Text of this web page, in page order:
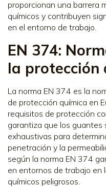
proporcionan una barrera
químicos y contribuyen
en el entorno de trabajo.
EN 374:
la protección
La norma EN 374 es la
de protección química en
requisitos de protección
garantiza que los guantes
exhaustivas para
penetración y la
según la norma EN 374
en entornos de trabajo en
químicos peligrosos.